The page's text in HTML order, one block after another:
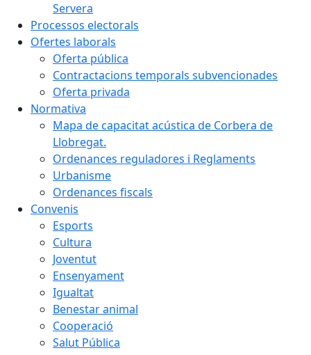
Servera
Processos electorals
Ofertes laborals
Oferta pública
Contractacions temporals subvencionades
Oferta privada
Normativa
Mapa de capacitat acústica de Corbera de
Llobregat.
Ordenances reguladores i Reglaments
Urbanisme
Ordenances fiscals
Convenis
Esports
Cultura
Joventut
Ensenyament
Igualtat
Benestar animal
Cooperació
Salut Pública